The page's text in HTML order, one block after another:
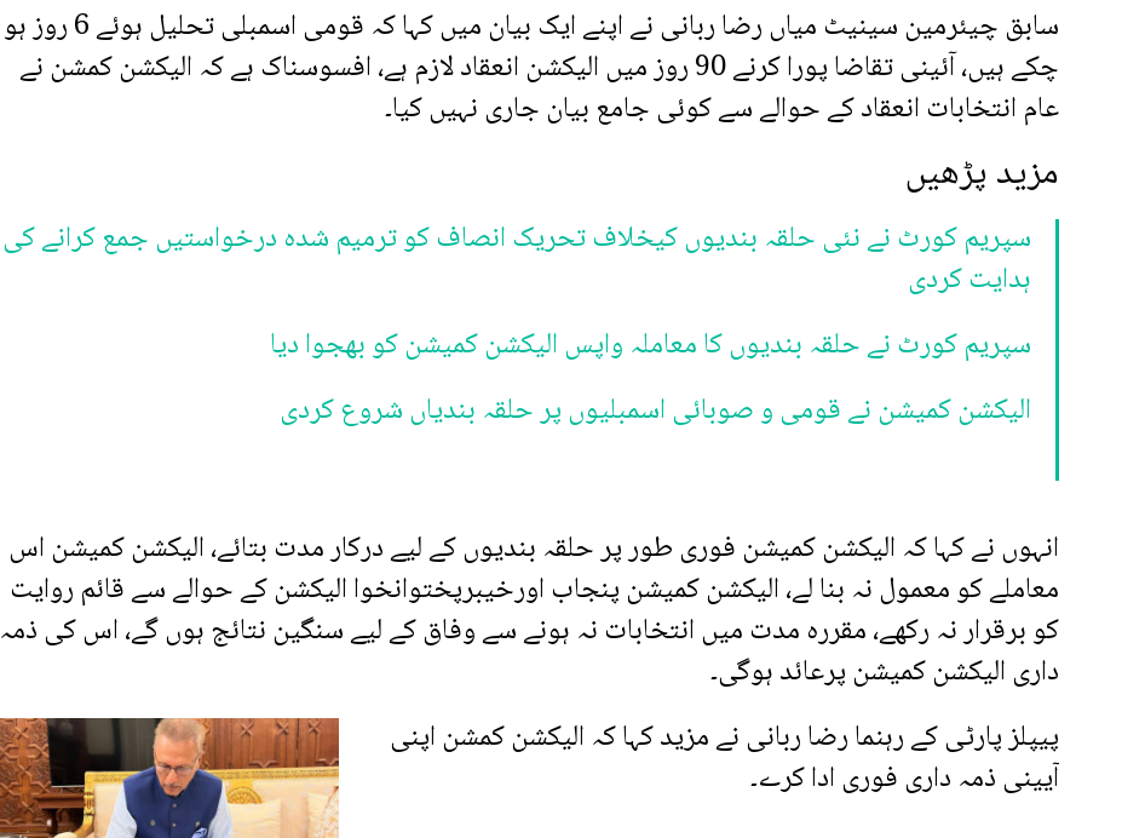
سابق چیئرمین سینیٹ میاں رضا ربانی نے اپنے ایک بیان میں کہا کہ قومی اسمبلی تحلیل ہوئے 6 روز ہو
چکے ہیں، آئینی تقاضا پورا کرنے 90 روز میں الیکشن انعقاد لازم ہے، افسوسناک ہے کہ الیکشن کمشن نے
عام انتخابات انعقاد کے حوالے سے کوئی جامع بیان جاری نہیں کیا۔
مزید پڑھیں
سپریم کورٹ نے نئی حلقہ بندیوں کیخلاف تحریک انصاف کو ترمیم شدہ درخواستیں جمع کرانے کی
ہدایت کردی
سپریم کورٹ نے حلقہ بندیوں کا معاملہ واپس الیکشن کمیشن کو بھجوا دیا
الیکشن کمیشن نے قومی و صوبائی اسمبلیوں پر حلقہ بندیاں شروع کردی
انہوں نے کہا کہ الیکشن کمیشن فوری طور پر حلقہ بندیوں کے لیے درکار مدت بتائے، الیکشن کمیشن اس
معاملے کو معمول نہ بنا لے، الیکشن کمیشن پنجاب اورخیبرپختوانخوا الیکشن کے حوالے سے قائم روایت
کو برقرار نہ رکھے، مقررہ مدت میں انتخابات نہ ہونے سے وفاق کے لیے سنگین نتائج ہوں گے، اس کی ذمہ
داری الیکشن کمیشن پرعائد ہوگی۔
پیپلز پارٹی کے رہنما رضا ربانی نے مزید کہا کہ الیکشن کمشن اپنی
آیینی ذمہ داری فوری ادا کرے۔